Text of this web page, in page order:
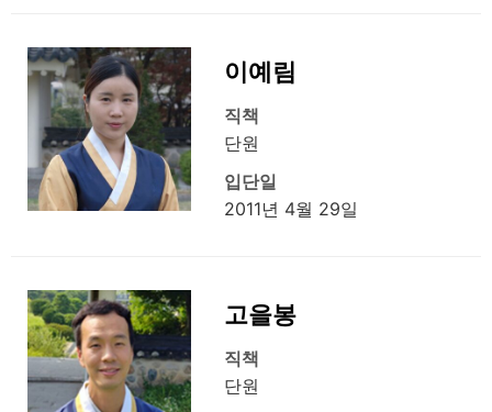
이예림
직책
단원
입단일
2011년 4월 29일
고을봉
직책
단원